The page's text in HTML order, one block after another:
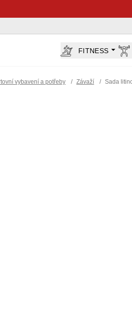
FITNESS
vybavení a potřeby / Závaží / Sada